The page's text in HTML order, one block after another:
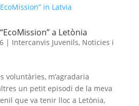
a Letònia
| Intercanvis Juvenils, Noticies i
voluntàries, m’agradaria
un petit episodi de la meva
que va tenir lloc a Letònia,